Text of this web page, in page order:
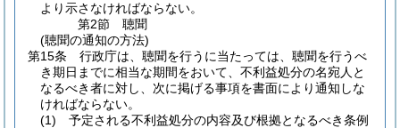
より示さなければならない。
第2節
聴聞
(聴聞の通知の方法)
第15条
行政庁は、聴聞を行うに当たっては、聴聞を行うべ
き期日までに相当な期間をおいて、不利益処分の名宛人と
なるべき者に対し、次に掲げる事項を書面により通知しな
ければならない。
(1)
予定される不利益処分の内容及び根拠となるべき条例